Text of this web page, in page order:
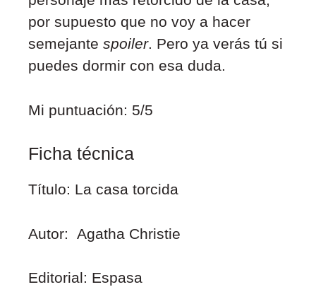
por supuesto que no voy a hacer
semejante spoiler. Pero ya verás tú si
puedes dormir con esa duda.
Mi puntuación: 5/5
Ficha técnica
Título: La casa torcida
Autor: Agatha Christie
Editorial: Espasa